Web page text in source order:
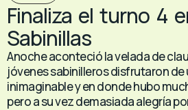
Finaliza el turno 4
Sabinillas
Anoche aconteció la velada de
jóvenes sabinilleros disfrutaron de
inimaginable y en donde hubo
pero a su vez demasiada alegría